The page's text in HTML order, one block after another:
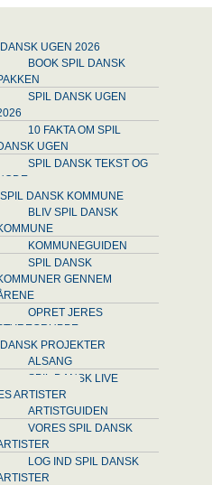
UGEN 2026
BOOK SPIL DANSK
SPIL DANSK UGEN
10 FAKTA OM SPIL
UGEN
SPIL DANSK TEKST OG
DANSK KOMMUNE
BLIV SPIL DANSK
KOMMUNEGUIDEN
SPIL DANSK
GENNEM
OPRET JERES
PROJEKTER
ALSANG
SPIL DANSK LIVE
ARTISTER
ARTISTGUIDEN
VORES SPIL DANSK
LOG IND SPIL DANSK